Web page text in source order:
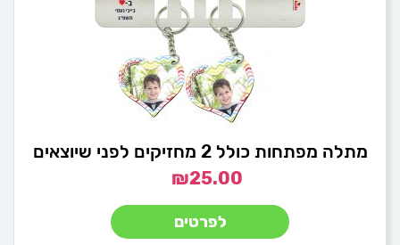
מתלה מפתחות כולל 2 מחזיקים לפני שיוצאים
₪25.00
לפרטים